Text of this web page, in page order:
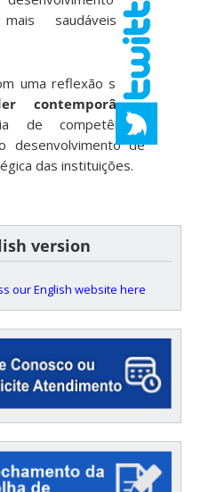
mais saudáveis e
uma reflexão sobre
contemporâneo,
de competências
desenvolvimento de
das instituições.
version
our English website here